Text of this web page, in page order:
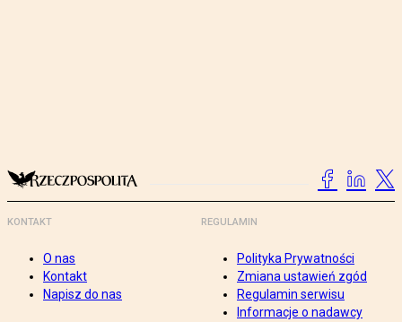
KONTAKT
O nas
Kontakt
Napisz do nas
REGULAMIN
Polityka Prywatności
Zmiana ustawień zgód
Regulamin serwisu
Informacje o nadawcy